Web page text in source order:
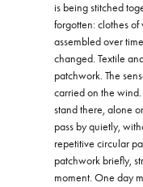
is being stitched
forgotten: clothes
assembled over
changed. Textile
patchwork. The
carried on the
stand there, alone
pass by quietly,
repetitive circular
patchwork briefly,
moment. One day